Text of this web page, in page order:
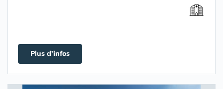
Plus d'infos